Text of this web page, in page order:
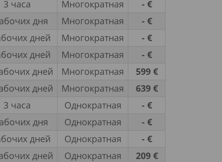
3 часа
Многократная
- €
дня
Многократная
- €
дней
Многократная
- €
дней
Многократная
- €
дней
Многократная
599 €
дней
Многократная
639 €
3 часа
Однократная
- €
дня
Однократная
- €
дней
Однократная
- €
дней
Однократная
209 €